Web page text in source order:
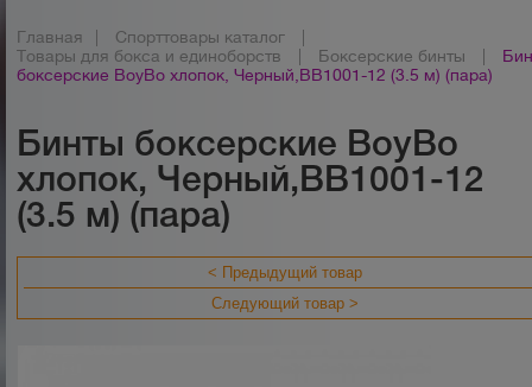
Главная Спорттовары каталог
Товары для бокса и единоборств
Боксерские бинты
боксерские BoyBo хлопок, Черный,BB1001-12 (3.5 м) (пара)
Бинты боксерские BoyBo
хлопок, Черный,BB1001-12
(3.5 м) (пара)
< Предыдущий товар
Следующий товар >